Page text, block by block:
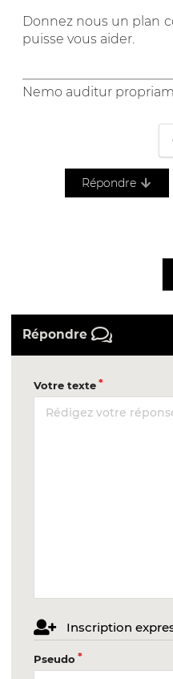
Donnez nous un plan
puisse vous aider.
Nemo auditur
Répondre
Répondre
Votre texte
Inscription
Pseudo